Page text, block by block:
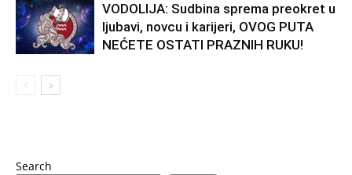
VODOLIJA: Sudbina sprema preokret u
ljubavi, novcu i karijeri, OVOG PUTA
NEĆETE OSTATI PRAZNIH RUKU!
Search